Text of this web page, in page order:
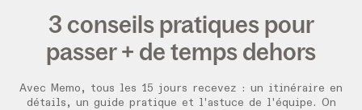
3 conseils pratiques pour
passer + de temps dehors
Avec Memo, tous les 15 jours recevez : un itinéraire en
détails, un guide pratique et l'astuce de l'équipe. On